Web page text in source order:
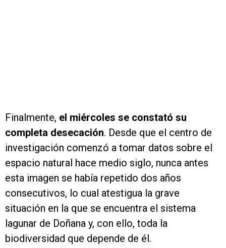
Finalmente, el miércoles se constató su
completa desecación. Desde que el centro de
investigación comenzó a tomar datos sobre el
espacio natural hace medio siglo, nunca antes
esta imagen se había repetido dos años
consecutivos, lo cual atestigua la grave
situación en la que se encuentra el sistema
lagunar de Doñana y, con ello, toda la
biodiversidad que depende de él.